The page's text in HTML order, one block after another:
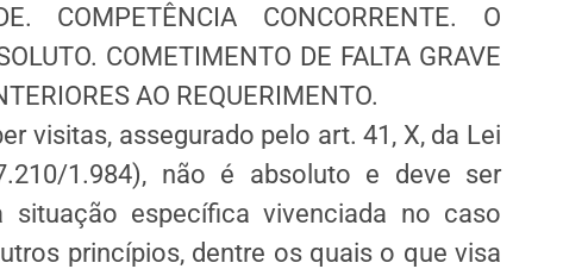
COMPETÊNCIA CONCORRENTE. O
COMETIMENTO DE FALTA GRAVE
AO REQUERIMENTO.
visitas, assegurado pelo art. 41, X, da Lei
1.984), não é absoluto e deve ser
específica vivenciada no caso
princípios, dentre os quais o que visa